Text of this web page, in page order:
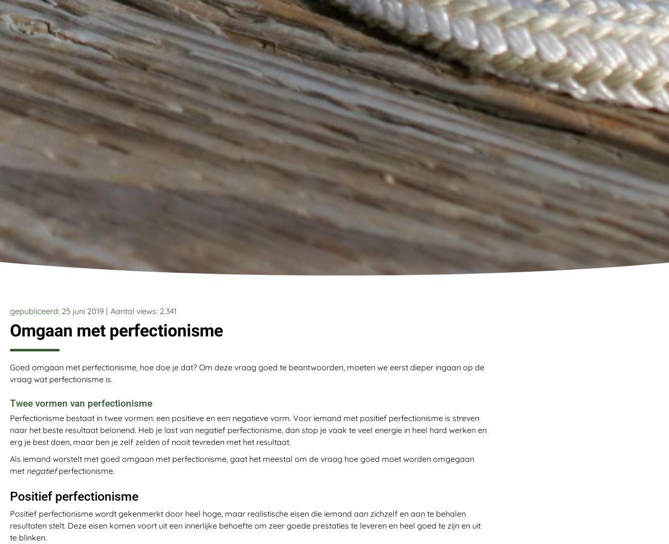
gepubliceerd: 25 juni 2019 | Aantal views: 2.341
Omgaan met perfectionisme
Goed omgaan met perfectionisme, hoe doe je dat? Om deze vraag goed te beantwoorden, moeten we eerst dieper ingaan op de
vraag wat perfectionisme is.
Twee vormen van perfectionisme
Perfectionisme bestaat in twee vormen: een positieve en een negatieve vorm. Voor iemand met positief perfectionisme is streven
naar het beste resultaat belonend. Heb je last van negatief perfectionisme, dan stop je vaak te veel energie in heel hard werken en
erg je best doen, maar ben je zelf zelden of nooit tevreden met het resultaat.
Als iemand worstelt met goed omgaan met perfectionisme, gaat het meestal om de vraag hoe goed moet worden omgegaan
met negatiefperfectionisme.
Positief perfectionisme
Positief perfectionisme wordt gekenmerkt door heel hoge, maar realistische eisen die iemand aan zichzelf en aan te behalen
resultaten stelt. Deze eisen komen voort uit een innerlijke behoefte om zeer goede prestaties te leveren en heel goed te zijn en uit
te blinken.